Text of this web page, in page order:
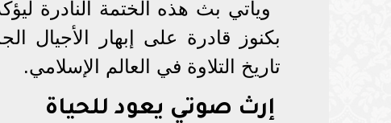
ويأتي بث هذه الختمة النادرة
بكنوز قادرة على إبهار الأجيال
تاريخ التلاوة في العالم الإسلامي.
إرث صوتي يعود للحياة